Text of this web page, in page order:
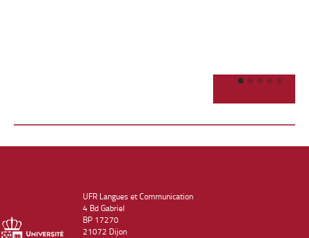
UFR Langues et Communication
4 Bd Gabriel
BP 17270
21072 Dijon